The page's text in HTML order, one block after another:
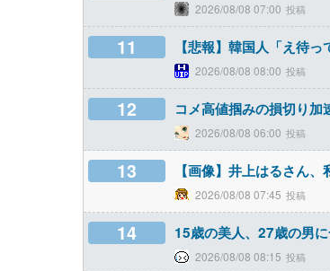
2026/08/08 07:00
11 【悲報】韓国人「え待
2026/08/08 08:00
12 コメ高値掴みの損切り加
2026/08/08 06:00
13 【画像】井上はるさ
2026/08/08 07:45
14 15歳の美人、27歳の男
2026/08/08 08:15